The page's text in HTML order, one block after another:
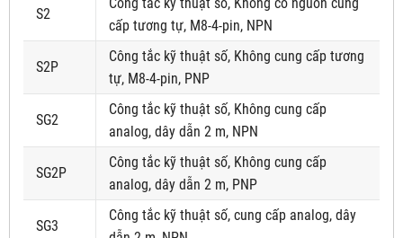
S2
Công tắc kỹ thuật số, Không có nguồn cung
cấp tương tự, M8-4-pin, NPN
S2P
Công tắc kỹ thuật số, Không cung cấp tương
tự, M8-4-pin, PNP
SG2
Công tắc kỹ thuật số, Không cung cấp
analog, dây dẫn 2 m, NPN
SG2P
Công tắc kỹ thuật số, Không cung cấp
analog, dây dẫn 2 m, PNP
SG3
Công tắc kỹ thuật số, cung cấp analog, dây